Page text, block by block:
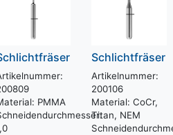
PMMA
Schlichtfräser
Artikelnummer:
200106
Material: CoCr,
Titan, NEM